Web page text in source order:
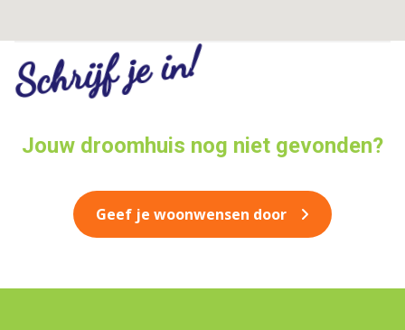
Jouw droomhuis nog niet gevonden?
Schrijf je in!
Geef je woonwensen door